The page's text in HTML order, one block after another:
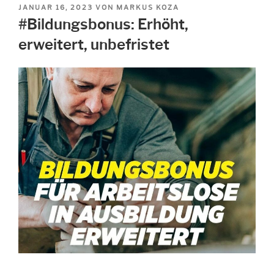
VERÖFFENTLICHT
AM
JANUAR 16, 2023 VON MARKUS KOZA
#Bildungsbonus: Erhöht,
erweitert, unbefristet